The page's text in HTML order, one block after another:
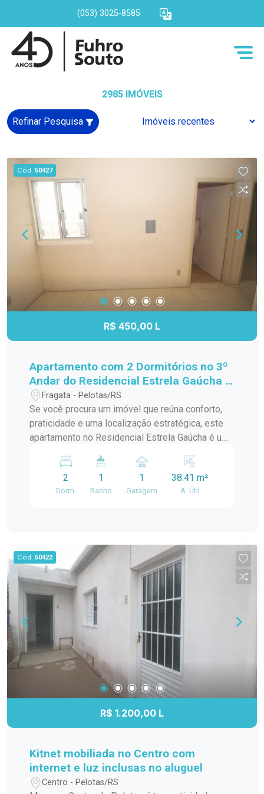
(053) 3025-8585
2985 IMÓVEIS
Refinar Pesquisa
Cód. 50427
R$ 450,00 L
Apartamento com 2 Dormitórios no 3º
Andar do Residencial Estrela Gaúcha -
Excelente Localização
Fragata - Pelotas/RS
Se você procura um imóvel que reúna conforto,
praticidade e uma localização estratégica, este
apartamento no Residencial Estrela Gaúcha é uma
distribuídos e ótima iluminação natural, é ideal
para quem deseja viver com comodidade no dia a
aproveitamento do espaço; Banheiro completo;
Apartamento localizado no 3º andar,
proporcionando mais privacidade, boa ventilação
e excelente iluminação natural. Localização
Localizado na Avenida Duque de Caxias, o
Residencial Estrela Gaúcha oferece fácil acesso
aos principais pontos da cidade. O imóvel está
próximo a supermercados, escolas, farmácias,
transporte público e diversos comércios e
serviços, trazendo mais praticidade para o dia a
de conhecer este apartamento. Entre em contato
e agende sua visita para descobrir tudo o que
2
Dorm.
1
Banho
1
Garagem
38.41 m²
A. Útil
Cód. 50422
R$ 1.200,00 L
Kitnet mobiliada no Centro com
internet e luz inclusas no aluguel
Centro - Pelotas/RS